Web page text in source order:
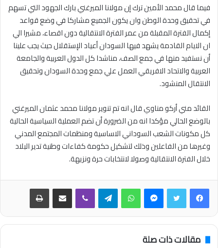
فيما قال محمد الأمين ترك إن مولانا الميرغني بارك الجهود التي تسهم
في تحقيق وحدة الوطن وان يكون الجميع مشاركا في وضع قواعد
إكمال الفترة المقبلة من عمر الفترة الانتقالية دون اقصاء، مشيرا الي
ان الايام القادمة يشهد فيها السودان أعياد الإستقلال حيث يجب علينا
أن نستفيد منها في جمع الصف، مناشدا كل الدول العربية والجامعة
العربية والاتحاد الافريقي العمل علي جمع وحدة السودان وتحقيق
الانتقال المنشود.
القائد مني أركو مناوي قال انه تم تنوير مولانا محمد عثمان الميرغني
بالوضع الحالي مؤكدا انه من الضرورة أن تضم العملية السياسية الحالية
كل مكونات الشعب السوداني الاساسية ومنظمات المجتمع المدني
وغيرها من الفاعلين وذلك لتشكيل حكومة كفاءات وطنية تدير البلاد
خلال الفترة الانتقالية وصولا لانتخابات حرة ونزيهة.
فيسبوكتويتر ماسنجر واتساب تيلقرام ڤايبر مشاركة عبر البريد طباعة
مقالات ذات صلة